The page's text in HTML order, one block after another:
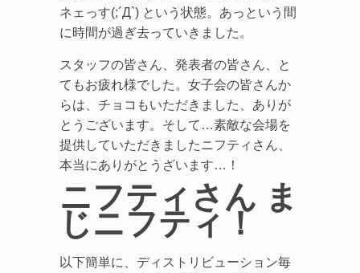
ネェっす(;´Д`) という状態。あっという間
に時間が過ぎ去っていきました。
スタッフの皆さん、発表者の皆さん、と
てもお疲れ様でした。女子会の皆さんか
らは、チョコもいただきました、ありが
とうございます。そして…素敵な会場を
提供していただきましたニフティさん、
本当にありがとうざいます…！
ニフティさん ま
じニフティ！
以下簡単に、ディストリビューション毎